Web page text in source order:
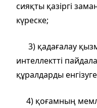
сияқты қазіргі
күреске;
3) қадағалау
интеллектті
құралдарды
4) қоғамның